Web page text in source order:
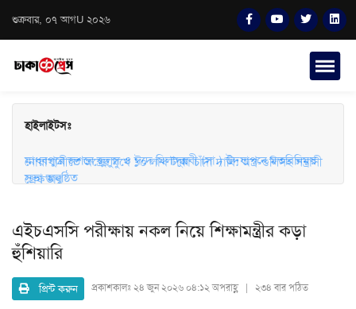
শুক্রবার, ০৭ আগU ২০২৬
হাইলাইটসঃ
নোয়াখালীতে অস্ত্রের মুখে ১০ লাখ টাকা চাঁদা দাবি: অস্ত্র-গুলিসহ সন্ত্রাসী
সভা অনুষ্ঠিত
এইচএসসি পরীক্ষায় নকল নিয়ে শিক্ষামন্ত্রীর কড়া
হুঁশিয়ারি
প্রিন্ট করুন প্রকাশকালঃ ২৪ জুন ২০২৬ ০৪:১২ অপরাহ্ণ | ২৩৪ বার পঠিত